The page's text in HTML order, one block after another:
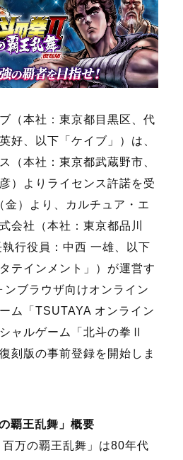
本社：東京都目黒区、代
好、以下「ケイブ」）は、
（本社：東京都武蔵野市、
）よりライセンス許諾を受
金）より、カルチュア・エ
会社（本社：東京都品川
行役員：中西 一雄、以下
テインメント」）が運営す
ンブラウザ向けオンライン
ム「 TSUTAYA オンライン
ャルゲーム「北斗の拳Ⅱ
刻版の事前登録を開始しま
覇王乱舞」概要
の覇王乱舞」は80年代